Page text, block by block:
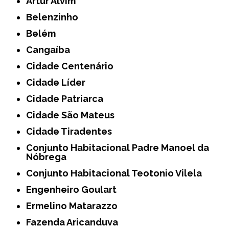
Belenzinho
Belém
Cangaíba
Cidade Centenário
Cidade Líder
Cidade Patriarca
Cidade São Mateus
Cidade Tiradentes
Conjunto Habitacional Padre Manoel da
Nóbrega
Conjunto Habitacional Teotonio Vilela
Engenheiro Goulart
Ermelino Matarazzo
Fazenda Aricanduva